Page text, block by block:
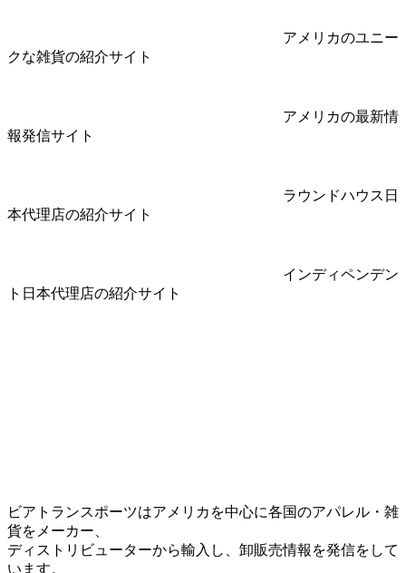
アメリカのユニー
クな雑貨の紹介サイト
アメリカの最新情
報発信サイト
ラウンドハウス日
本代理店の紹介サイト
インディペンデン
ト日本代理店の紹介サイト
ビアトランスポーツはアメリカを中心に各国のアパレル・雑
貨をメーカー、
ディストリビューターから輸入し、卸販売情報を発信をして
います。